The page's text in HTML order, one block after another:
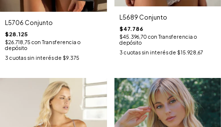
L5706 Conjunto
$28.125
$26.718,75 con Transferencia o
depósito
3 cuotas sin interés de $9.375
L5689 Conjunto
$47.786
$45.396,70 con Transferencia o
depósito
3 cuotas sin interés de $15.928,67